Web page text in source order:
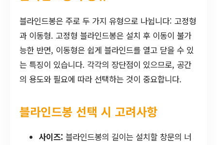
블라인드봉은 주로 두 가지 유형으로 나뉩니다: 고정형
과 이동형. 고정형 블라인드봉은 설치 후 이동이 불가
능한 반면, 이동형은 쉽게 블라인드를 열고 닫을 수 있
는 특징이 있습니다. 각각의 장단점이 있으므로, 공간
의 용도와 필요에 따라 선택하는 것이 중요합니다.
블라인드봉 선택 시 고려사항
사이즈: 블라인드봉의 길이는 설치할 창문의 너